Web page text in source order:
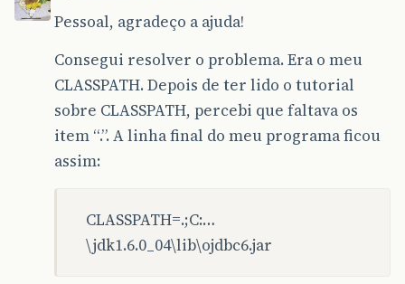
Pessoal, agradeço a ajuda!
Consegui resolver o problema. Era o meu
CLASSPATH. Depois de ter lido o tutorial
sobre CLASSPATH, percebi que faltava os
item “.”. A linha final do meu programa ficou
assim:
CLASSPATH=.;C:…
\jdk1.6.0_04\lib\ojdbc6.jar